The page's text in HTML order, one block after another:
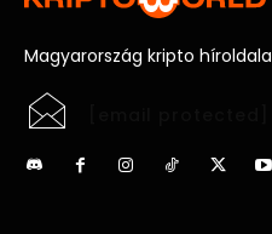
Magyarország kripto híroldala